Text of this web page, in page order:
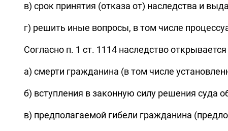
в) срок принятия (отказа от) наследства и
г) решить иные вопросы, в том числе
Согласно п. 1 ст. 1114 наследство
а) смерти гражданина (в том числе
б) вступления в законную силу решения суда
в) предполагаемой гибели гражданина